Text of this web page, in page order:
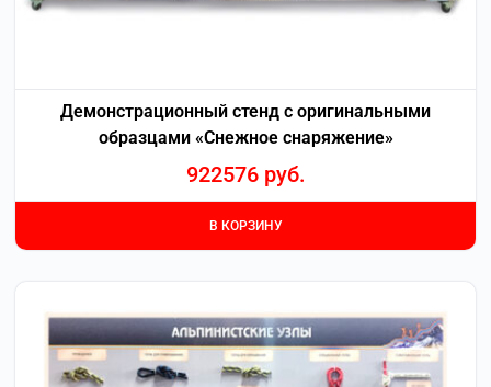
Демонстрационный стенд с оригинальными
образцами «Снежное снаряжение»
922576 руб.
В КОРЗИНУ